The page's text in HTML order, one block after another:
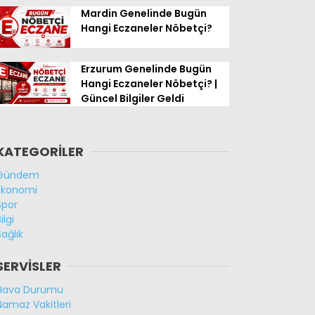
Mardin Genelinde Bugün
Hangi Eczaneler Nöbetçi?
Erzurum Genelinde Bugün
Hangi Eczaneler Nöbetçi? |
Güncel Bilgiler Geldi
Durumu
Vakitleri